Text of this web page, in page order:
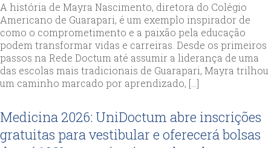
A história de Mayra Nascimento, diretora do Colégio
Americano de Guarapari, é um exemplo inspirador de
como o comprometimento e a paixão pela educação
podem transformar vidas e carreiras. Desde os primeiros
passos na Rede Doctum até assumir a liderança de uma
das escolas mais tradicionais de Guarapari, Mayra trilhou
um caminho marcado por aprendizado, […]
Medicina 2026: UniDoctum abre inscrições
gratuitas para vestibular e oferecerá bolsas